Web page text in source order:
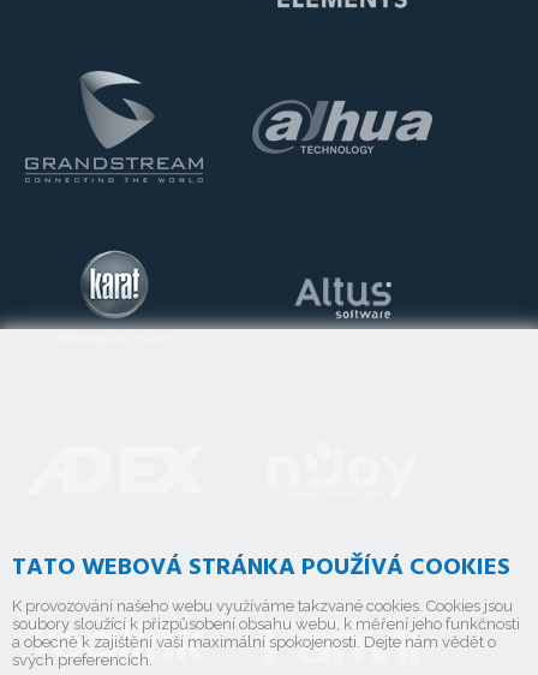
TATO WEBOVÁ STRÁNKA POUŽÍVÁ COOKIES
K provozování našeho webu využíváme takzvané cookies. Cookies jsou
soubory sloužící k přizpůsobení obsahu webu, k měření jeho funkčnosti
a obecně k zajištění vaší maximální spokojenosti. Dejte nám vědět o
svých preferencích.